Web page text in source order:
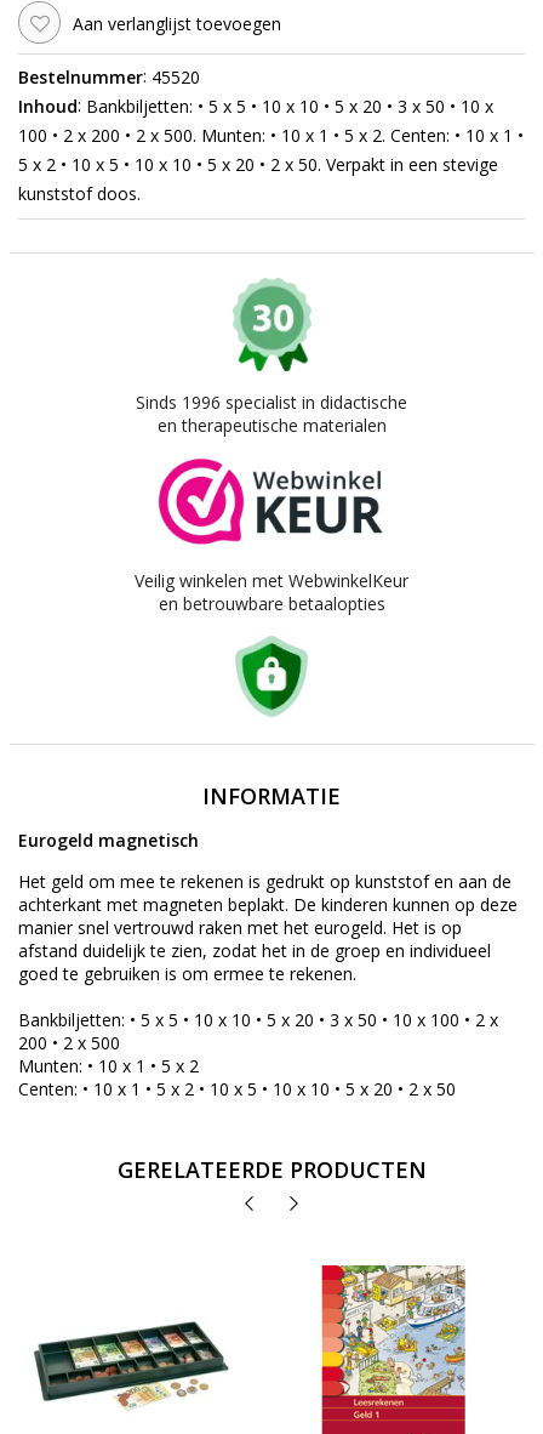
Aan verlanglijst toevoegen
Bestelnummer: 45520
Inhoud: Bankbiljetten: • 5 x 5 • 10 x 10 • 5 x 20 • 3 x 50 • 10 x
100 • 2 x 200 • 2 x 500. Munten: • 10 x 1 • 5 x 2. Centen: • 10 x 1 •
5 x 2 • 10 x 5 • 10 x 10 • 5 x 20 • 2 x 50. Verpakt in een stevige
kunststof doos.
Sinds 1996 specialist in didactische
en therapeutische materialen
Veilig winkelen met WebwinkelKeur
en betrouwbare betaalopties
INFORMATIE
Eurogeld magnetisch
Het geld om mee te rekenen is gedrukt op kunststof en aan de
achterkant met magneten beplakt. De kinderen kunnen op deze
manier snel vertrouwd raken met het eurogeld. Het is op
afstand duidelijk te zien, zodat het in de groep en individueel
goed te gebruiken is om ermee te rekenen.
Bankbiljetten: • 5 x 5 • 10 x 10 • 5 x 20 • 3 x 50 • 10 x 100 • 2 x
200 • 2 x 500
Munten: • 10 x 1 • 5 x 2
Centen: • 10 x 1 • 5 x 2 • 10 x 5 • 10 x 10 • 5 x 20 • 2 x 50
GERELATEERDE PRODUCTEN